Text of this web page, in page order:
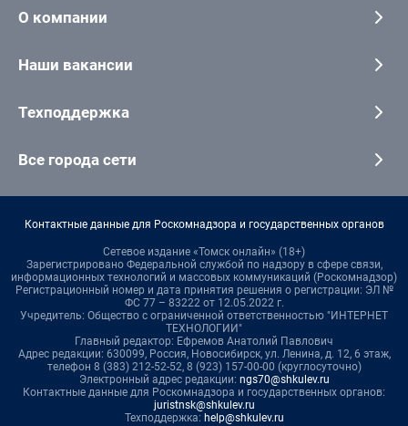
О компании
Наши вакансии
Техподдержка
Все города сети
Контактные данные для Роскомнадзора и государственных органов
Сетевое издание «Томск онлайн» (18+)
Зарегистрировано Федеральной службой по надзору в сфере связи,
информационных технологий и массовых коммуникаций (Роскомнадзор)
Регистрационный номер и дата принятия решения о регистрации: ЭЛ №
ФС 77 – 83222 от 12.05.2022 г.
Учредитель: Общество с ограниченной ответственностью "ИНТЕРНЕТ
ТЕХНОЛОГИИ"
Главный редактор: Ефремов Анатолий Павлович
Адрес редакции: 630099, Россия, Новосибирск, ул. Ленина, д. 12, 6 этаж,
телефон 8 (383) 212-52-52, 8 (923) 157-00-00 (круглосуточно)
Электронный адрес редакции: ngs70@shkulev.ru
Контактные данные для Роскомнадзора и государственных органов:
juristnsk@shkulev.ru
Техподдержка: help@shkulev.ru